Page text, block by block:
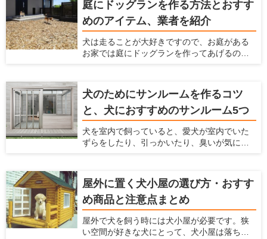
り、壁紙をはがされたり、壁に汚れやニオイ
が染みついてしまったりします。 壁紙をすぐ
に交換しなくてはならないことも多いです
し、家中にペットの臭いが漂うという状態に
なってしまいます。これらの悩みを解消する
すすめの壁紙」を紹介するとともに、壁紙を
変えるための方法について解説します。
庭にドッグランを作る方法とおすす
めのアイテム、業者を紹介
犬は走ることが大好きですので、お庭がある
お家では庭にドッグランを作ってあげるのが
て、ドッグランのメリットや作り方、どんな
素材や設備を利用すればいいかまで解説しま
す。 犬を飼うのに最適な住宅を推進する「愛
犬家住宅」だからこそ知っている、ドッグラ
ンの情報を紹介しているのでぜひ参考にして
くださいね！
犬のためにサンルームを作るコツ
と、犬におすすめのサンルーム5つ
犬を室内で飼っていると、愛犬が室内でいた
ずらをしたり、引っかいたり、臭いが気に
方法として、サンルームをペットスペースに
する方法があります。愛犬がふだん生活する
スペースとして、サンルームを利用すること
で様々なメリットがあります。 愛犬家住宅で
は、日々多くのメーカーの製品をチェックを
することで、愛犬が暮らしやすいサンルーム
屋外に置く犬小屋の選び方・おすす
め商品と注意点まとめ
屋外で犬を飼う時には犬小屋が必要です。狭
い空間が好きな犬にとって、犬小屋は落ち着